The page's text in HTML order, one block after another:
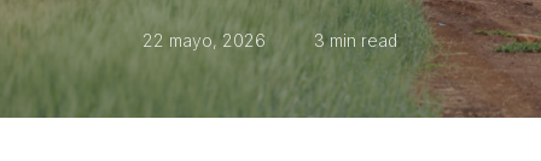
22 mayo, 2026 3 min read